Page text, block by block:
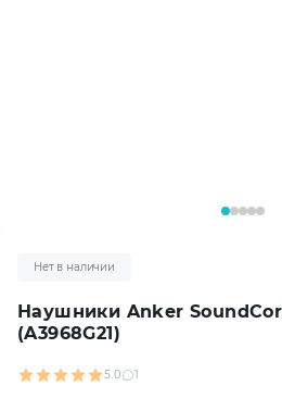
Наушники Anker
(A3968G21)
Нет в наличии
5.0 1